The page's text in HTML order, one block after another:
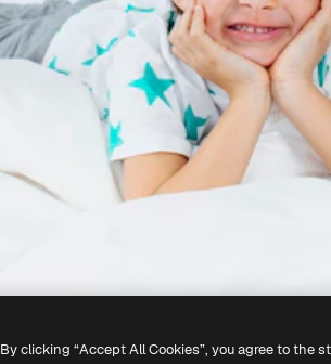
By clicking “Accept All Cookies”, you agree to the